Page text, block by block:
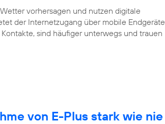
vorhersagen und nutzen digitale
der Internetzugang über mobile Endgeräte
sind häufiger unterwegs und trauen
von E-Plus stark wie nie